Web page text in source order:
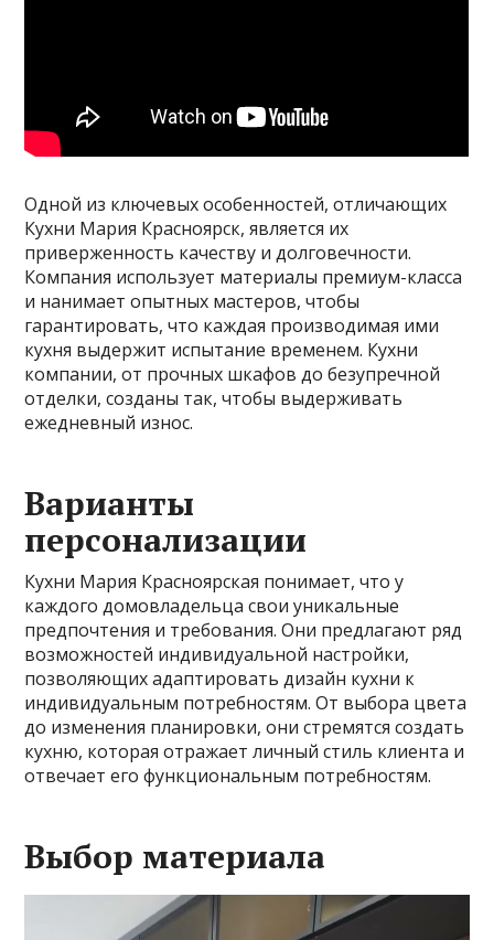
Одной из ключевых особенностей, отличающих
Кухни Мария Красноярск, является их
приверженность качеству и долговечности.
Компания использует материалы премиум-класса
и нанимает опытных мастеров, чтобы
гарантировать, что каждая производимая ими
кухня выдержит испытание временем. Кухни
компании, от прочных шкафов до безупречной
отделки, созданы так, чтобы выдерживать
ежедневный износ.
Варианты
персонализации
Кухни Мария Красноярская понимает, что у
каждого домовладельца свои уникальные
предпочтения и требования. Они предлагают ряд
возможностей индивидуальной настройки,
позволяющих адаптировать дизайн кухни к
индивидуальным потребностям. От выбора цвета
до изменения планировки, они стремятся создать
кухню, которая отражает личный стиль клиента и
отвечает его функциональным потребностям.
Выбор материала